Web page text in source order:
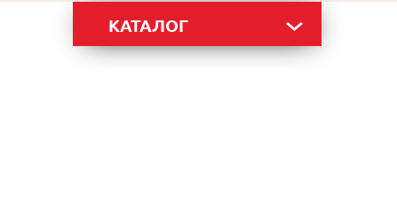
КАТАЛОГ